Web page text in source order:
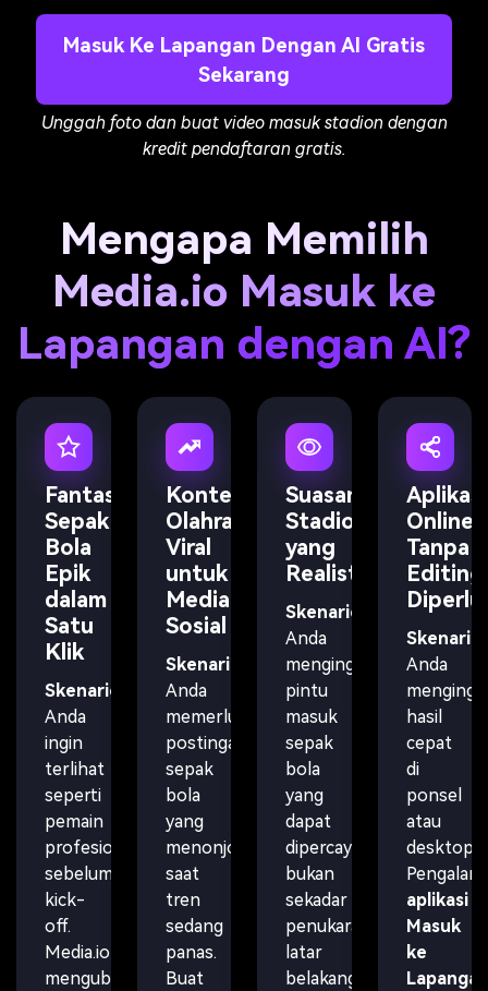
Masuk Ke Lapangan Dengan AI Gratis
Sekarang
Unggah foto dan buat video masuk stadion dengan
kredit pendaftaran gratis.
Mengapa Memilih
Media.io Masuk ke
Lapangan dengan AI?
Fantasi
Sepak
Bola
Epik
dalam
Satu
Klik
Skenario:
Anda
ingin
terlihat
seperti
pemain
profesional
sebelum
kick-
off.
Media.io
mengubah
Konten
Olahraga
Viral
untuk
Media
Sosial
Skenario:
Anda
memerlukan
postingan
sepak
bola
yang
menonjol
saat
tren
sedang
panas.
Buat
Suasana
Stadion
yang
Realistis
Skenario:
Anda
menginginkan
pintu
masuk
sepak
bola
yang
dapat
dipercaya,
bukan
sekadar
penukaran
latar
belakang
Aplikasi
Online,
Tanpa
Editing
Skenario:
Anda
hasil
cepat
di
ponsel
atau
desktop.
aplikasi
Masuk
ke
Lapangan